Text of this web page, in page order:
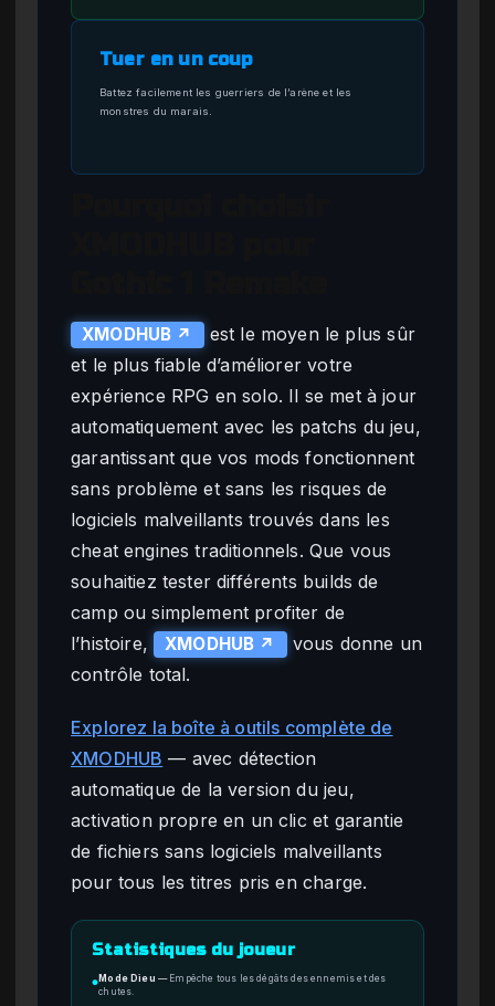
Tuer en un coup
Battez facilement les guerriers de l’arène et les
monstres du marais.
XMODHUB ↗
est le moyen le plus sûr
et le plus fiable d’améliorer votre
expérience RPG en solo. Il se met à jour
automatiquement avec les patchs du jeu,
garantissant que vos mods fonctionnent
sans problème et sans les risques de
logiciels malveillants trouvés dans les
cheat engines traditionnels. Que vous
souhaitiez tester différents builds de
camp ou simplement profiter de
l’histoire,
XMODHUB ↗
vous donne un
contrôle total.
Explorez la boîte à outils complète de
XMODHUB — avec détection
automatique de la version du jeu,
activation propre en un clic et garantie
de fichiers sans logiciels malveillants
pour tous les titres pris en charge.
Statistiques du joueur
● Mode Dieu — Empêche tous les dégâts des ennemis et des
chutes.